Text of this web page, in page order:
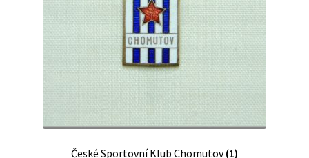
České Sportovní Klub Chomutov(1)